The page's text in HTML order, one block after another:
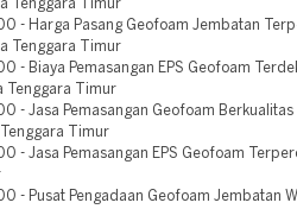
Tenggara Timur
- Harga Pasang Geofoam Jembatan
Tenggara Timur
- Biaya Pemasangan EPS Geofoam
Tenggara Timur
- Jasa Pemasangan Geofoam
Tenggara Timur
- Jasa Pemasangan EPS Geofoam
- Pusat Pengadaan Geofoam Jembatan